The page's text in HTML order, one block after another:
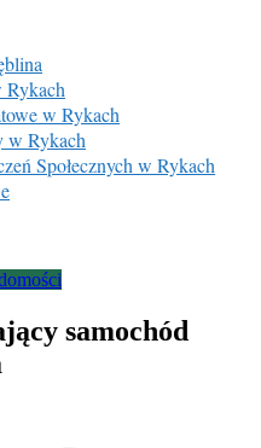
w Rykach
w Rykach
Społecznych w Rykach
samochód